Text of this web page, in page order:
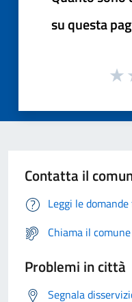
su questa
Contatta il
Leggi le
Chiama il
Problemi in città
Segnala